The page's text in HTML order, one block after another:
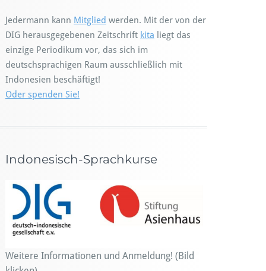
Jedermann kann Mitglied werden. Mit der von der
DIG herausgegebenen Zeitschrift kita liegt das
einzige Periodikum vor, das sich im
deutschsprachigen Raum ausschließlich mit
Indonesien beschäftigt!
Oder spenden Sie!
Indonesisch-Sprachkurse
Weitere Informationen und Anmeldung! (Bild